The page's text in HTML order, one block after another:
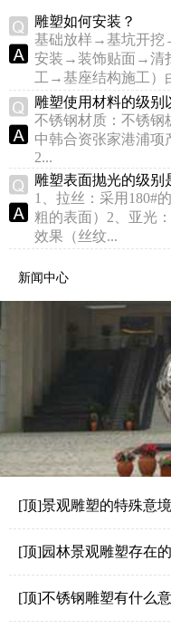
雕塑如何安装？
基础放样→基坑开
安装→装饰贴面→清
工→基座结构施工）
雕塑使用材料的级别
不锈钢材质：不锈钢
中韩合资张家港浦项
2...
雕塑表面抛光的级别
1、拉丝：采用180#
粗的表面）2、亚光
效果（丝纹...
新闻中心
[顶]景观雕塑的特殊意
[顶]园林景观雕塑存在
[顶]不锈钢雕塑有什么